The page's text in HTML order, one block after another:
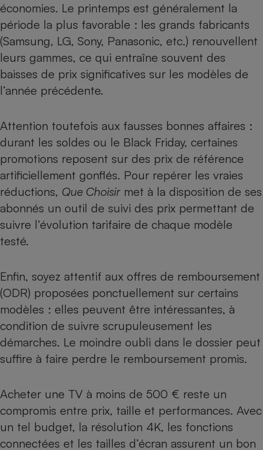
économies. Le printemps est généralement la
période la plus favorable : les grands fabricants
(Samsung, LG, Sony, Panasonic, etc.) renouvellent
leurs gammes, ce qui entraîne souvent des
baisses de prix significatives sur les modèles de
l’année précédente.
Attention toutefois aux fausses bonnes affaires :
durant les soldes ou le Black Friday, certaines
promotions reposent sur des prix de référence
artificiellement gonflés. Pour repérer les vraies
réductions, Que Choisir met à la disposition de ses
abonnés un outil de suivi des prix permettant de
suivre l’évolution tarifaire de chaque modèle
testé.
Enfin, soyez attentif aux offres de remboursement
(ODR) proposées ponctuellement sur certains
modèles : elles peuvent être intéressantes, à
condition de suivre scrupuleusement les
démarches. Le moindre oubli dans le dossier peut
suffire à faire perdre le remboursement promis.
Acheter une TV à moins de 500 € reste un
compromis entre prix, taille et performances. Avec
un tel budget, la résolution 4K, les fonctions
connectées et les tailles d’écran assurent un bon